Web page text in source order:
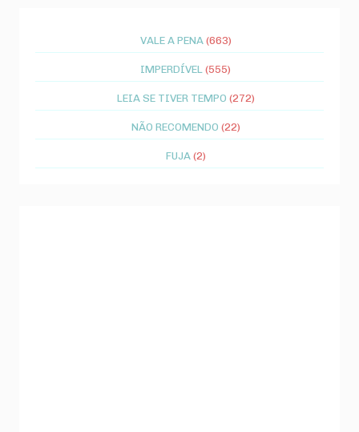
VALE A PENA (663)
IMPERDÍVEL(555)
LEIA SE TIVER TEMPO (272)
NÃO RECOMENDO (22)
FUJA (2)